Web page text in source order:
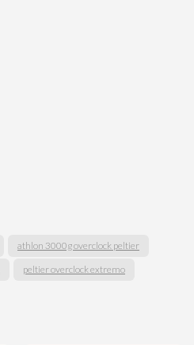
athlon 3000g overclock peltier
peltier overclock extremo